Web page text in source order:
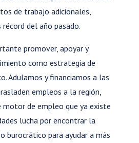
de trabajo adicionales,
del año pasado.
promover, apoyar y
como estrategia de
Adulamos y financiamos a las
empleos a la región,
de empleo que ya existe
lucha por encontrar la
burocrático para ayudar a más